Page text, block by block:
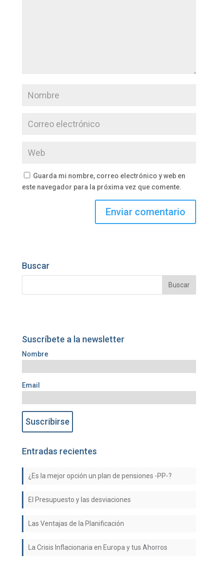
Guarda mi nombre, correo electrónico y web en
este navegador para la próxima vez que comente.
Buscar
Suscríbete a la newsletter
Nombre
Email
Entradas recientes
¿Es la mejor opción un plan de pensiones -PP-?
El Presupuesto y las desviaciones
Las Ventajas de la Planificación
La Crisis Inflacionaria en Europa y tus Ahorros